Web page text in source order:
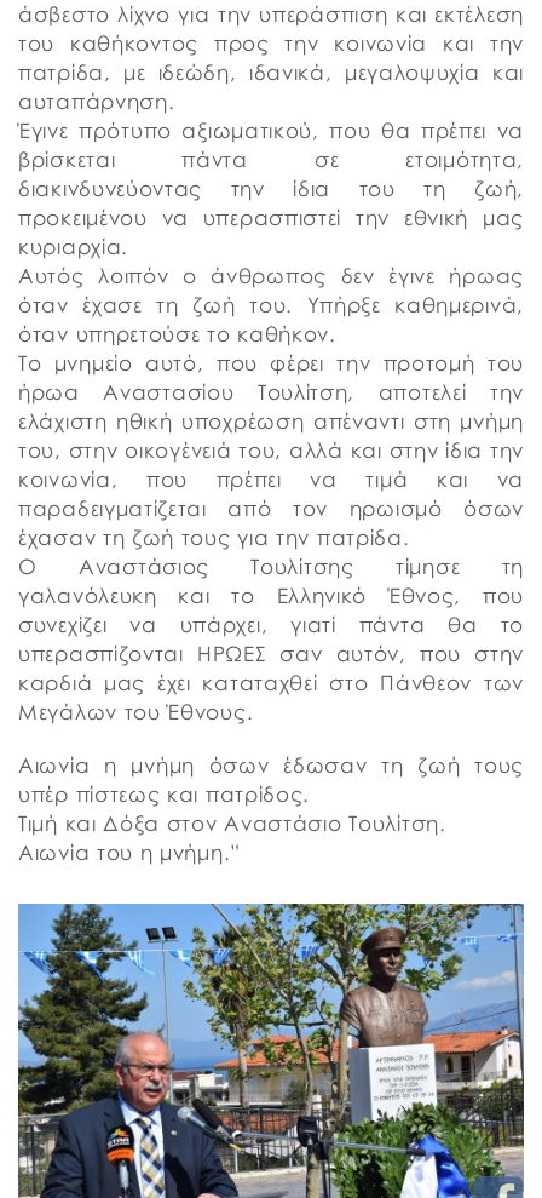
άσβεστο λίχνο για την υπεράσπιση και εκτέλεση
του καθήκοντος προς την κοινωνία και την
πατρίδα, με ιδεώδη, ιδανικά, μεγαλοψυχία και
αυταπάρνηση.
Έγινε πρότυπο αξιωματικού, που θα πρέπει να
βρίσκεται πάντα σε ετοιμότητα,
διακινδυνεύοντας την ίδια του τη ζωή,
προκειμένου να υπερασπιστεί την εθνική μας
κυριαρχία.
Αυτός λοιπόν ο άνθρωπος δεν έγινε ήρωας
όταν έχασε τη ζωή του. Υπήρξε καθημερινά,
όταν υπηρετούσε το καθήκον.
Το μνημείο αυτό, που φέρει την προτομή του
ήρωα Αναστασίου Τουλίτση, αποτελεί την
ελάχιστη ηθική υποχρέωση απέναντι στη μνήμη
του, στην οικογένειά του, αλλά και στην ίδια την
κοινωνία, που πρέπει να τιμά και να
παραδειγματίζεται από τον ηρωισμό όσων
έχασαν τη ζωή τους για την πατρίδα.
Ο Αναστάσιος Τουλίτσης τίμησε τη
γαλανόλευκη και το Ελληνικό Έθνος, που
συνεχίζει να υπάρχει, γιατί πάντα θα το
υπερασπίζονται ΗΡΩΕΣ σαν αυτόν, που στην
καρδιά μας έχει καταταχθεί στο Πάνθεον των
Μεγάλων του Έθνους.
Αιωνία η μνήμη όσων έδωσαν τη ζωή τους
υπέρ πίστεως και πατρίδος.
Τιμή και Δόξα στον Αναστάσιο Τουλίτση.
Αιωνία του η μνήμη.”